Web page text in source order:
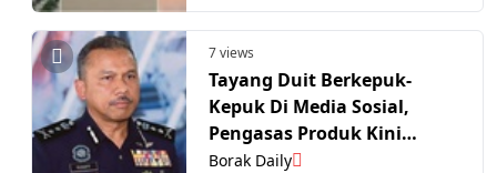
7 views
Tayang Duit Berkepuk-
Kepuk Di Media Sosial,
Pengasas Produk Kini
Dalam Radar Polis
Borak Daily